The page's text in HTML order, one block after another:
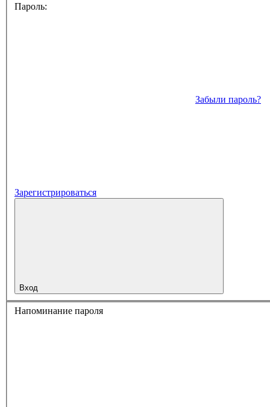
Пароль:
Забыли пароль?
Зарегистрироваться
Вход
Напоминание пароля